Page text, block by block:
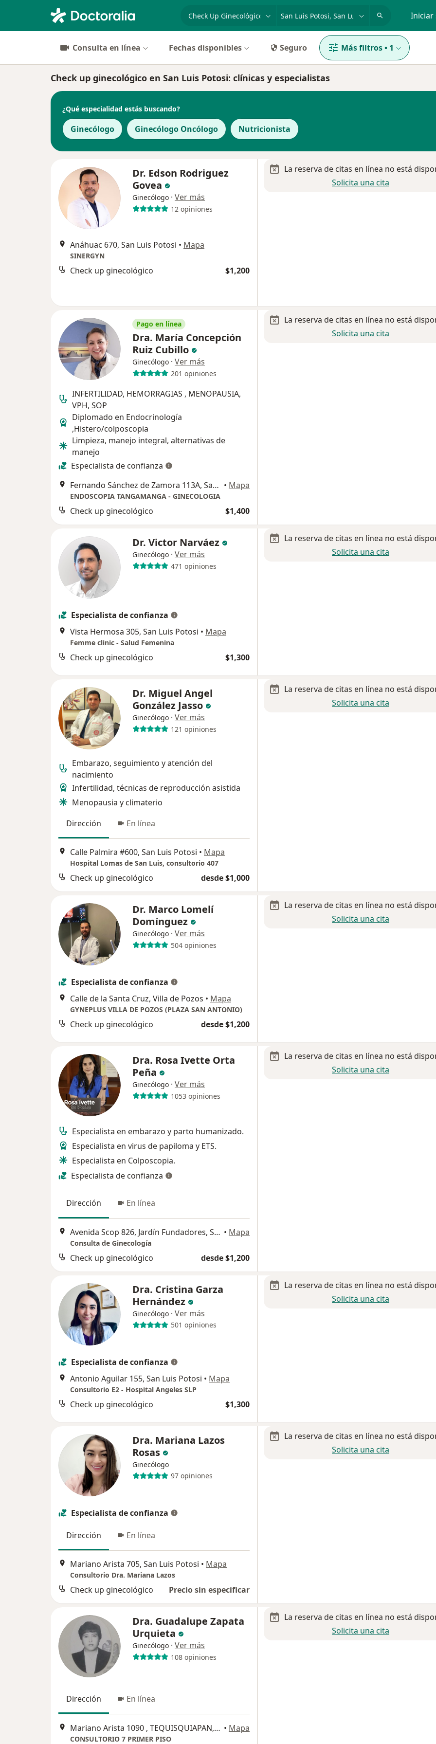
especialidad, enfermedad o nombre Iniciar
Consulta en línea Fechas disponibles Seguro Más filtros• 1
Check up ginecológico en San Luis Potosi: clínicas y especialistas
¿Qué especialidad estás buscando?
Ginecólogo Ginecólogo Oncólogo Nutricionista
Dr. Edson Rodriguez
Govea
Ginecólogo · Ver más
12 opiniones
Anáhuac 670, San Luis Potosi • Mapa
SINERGYN
Check up ginecológico $1,200
La reserva de citas en línea no está
Solicita una cita
Pago en línea
Dra. María Concepción
Ruiz Cubillo
Ginecólogo · Ver más
201 opiniones
INFERTILIDAD, HEMORRAGIAS , MENOPAUSIA,
VPH, SOP
Diplomado en Endocrinología
,Histero/colposcopia
Limpieza, manejo integral, alternativas de
manejo
Especialista de confianza
Fernando Sánchez de Zamora 113A, San Luis Potosi • Mapa
ENDOSCOPIA TANGAMANGA - GINECOLOGIA
Check up ginecológico $1,400
La reserva de citas en línea no está
Solicita una cita
Dr. Victor Narváez
Ginecólogo · Ver más
471 opiniones
Especialista de confianza
Vista Hermosa 305, San Luis Potosi • Mapa
Femme clinic - Salud Femenina
Check up ginecológico $1,300
La reserva de citas en línea no está
Solicita una cita
Dr. Miguel Angel
González Jasso
Ginecólogo · Ver más
121 opiniones
Embarazo, seguimiento y atención del
nacimiento
Infertilidad, técnicas de reproducción asistida
Menopausia y climaterio
Dirección
En línea
Calle Palmira #600, San Luis Potosi • Mapa
Hospital Lomas de San Luis, consultorio 407
Check up ginecológico desde $1,000
La reserva de citas en línea no está
Solicita una cita
Dr. Marco Lomelí
Domínguez
Ginecólogo · Ver más
504 opiniones
Especialista de confianza
Calle de la Santa Cruz, Villa de Pozos • Mapa
GYNEPLUS VILLA DE POZOS (PLAZA SAN ANTONIO)
Check up ginecológico desde $1,200
La reserva de citas en línea no está
Solicita una cita
Dra. Rosa Ivette Orta
Peña
Ginecólogo · Ver más
1053 opiniones
Especialista en embarazo y parto humanizado.
Especialista en virus de papiloma y ETS.
Especialista en Colposcopia.
Especialista de confianza
Dirección En línea
Avenida Scop 826, Jardín Fundadores, San Luis Potosi • Mapa
Consulta de Ginecología
Check up ginecológico desde $1,200
La reserva de citas en línea no está
Solicita una cita
Dra. Cristina Garza
Hernández
Ginecólogo · Ver más
501 opiniones
Especialista de confianza
Antonio Aguilar 155, San Luis Potosi • Mapa
Consultorio E2 - Hospital Angeles SLP
Check up ginecológico $1,300
La reserva de citas en línea no está
Solicita una cita
Dra. Mariana Lazos
Rosas
Ginecólogo
97 opiniones
Especialista de confianza
Dirección En línea
Mariano Arista 705, San Luis Potosi • Mapa
Consultorio Dra. Mariana Lazos
Check up ginecológico Precio sin especificar
La reserva de citas en línea no está
Solicita una cita
Dra. Guadalupe Zapata
Urquieta
Ginecólogo · Ver más
108 opiniones
Dirección En línea
Mariano Arista 1090 , TEQUISQUIAPAN, San Luis Potosi • Mapa
CONSULTORIO 7 PRIMER PISO
La reserva de citas en línea no está
Solicita una cita